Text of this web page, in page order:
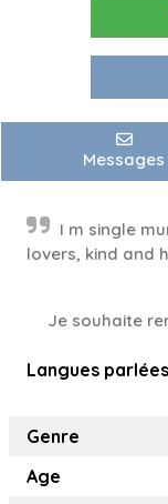
Messages
I m single
lovers, kind and
Je souhaite
Langues parlées
Genre
Age